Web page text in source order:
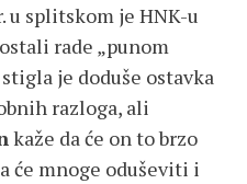
u splitskom je HNK-u
rade „punom
je doduše ostavka
razloga, ali
kaže da će on to brzo
će mnoge oduševiti i